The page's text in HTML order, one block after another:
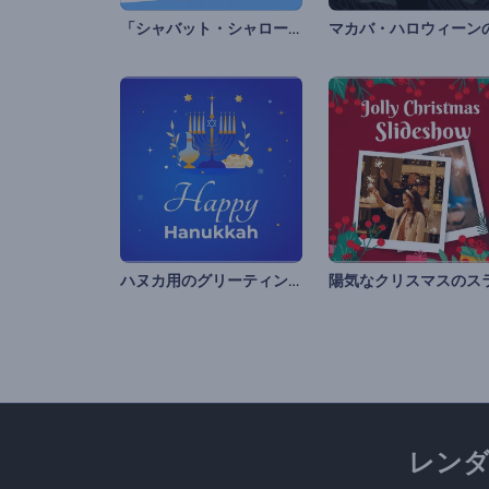
「シャバット・シャローム」 アニメーション
ハヌカ用のグリーティングリール
レン